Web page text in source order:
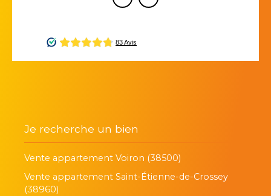
Je recherche un bien
Vente appartement Voiron (38500)
Vente appartement Saint-Étienne-de-Crossey
(38960)